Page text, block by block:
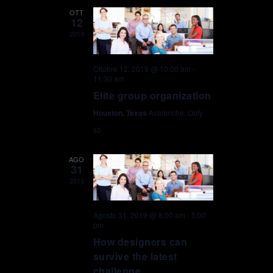
OTT
12
2019
Ottobre 12, 2019 @ 10:00 am -
11:30 am
Elite group organization
Houston, Texas Avalanche, Ooty
$5
AGO
31
2019
Agosto 31, 2019 @ 8:00 am - 5:00
pm
How designers can
survive the latest